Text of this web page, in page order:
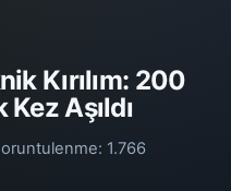
Kırılım: 200
Aşıldı
1.766